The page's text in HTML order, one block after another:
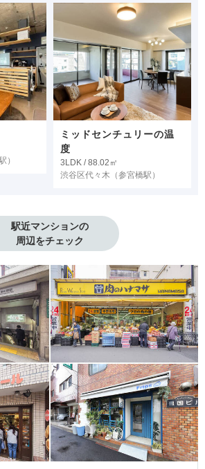
）
ミッドセンチュリーの温
度
3LDK / 88.02㎡
渋谷区代々木 （参宮橋駅）
駅近マンションの
周辺をチェック